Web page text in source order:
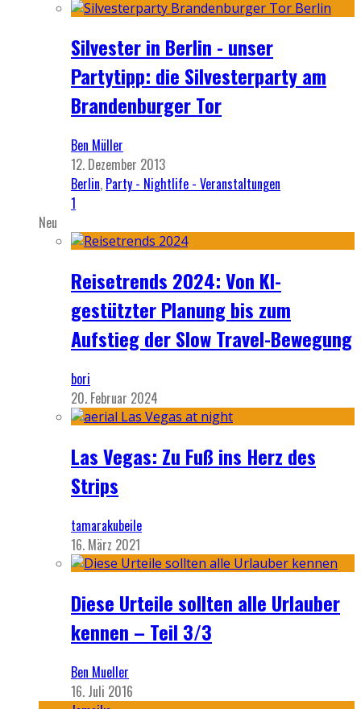
Silvester in Berlin - unser
Partytipp: die Silvesterparty am
Brandenburger Tor
Ben Müller
12. Dezember 2013
Berlin, Party - Nightlife - Veranstaltungen
1
Neu
Reisetrends 2024: Von KI-
gestützter Planung bis zum
Aufstieg der Slow Travel-Bewegung
bori
20. Februar 2024
Las Vegas: Zu Fuß ins Herz des
Strips
tamarakubeile
16. März 2021
Diese Urteile sollten alle Urlauber
kennen – Teil 3/3
Ben Mueller
16. Juli 2016